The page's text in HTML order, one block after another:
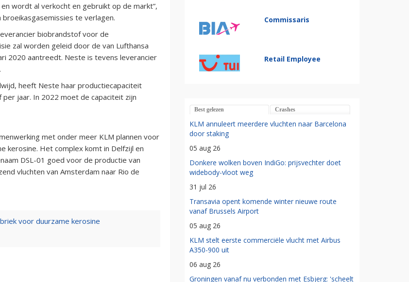
wordt al verkocht en gebruikt op de markt”,
te verlagen.
biobrandstof voor de
zal worden geleid door de van Lufthansa
2020 aantreedt. Neste is tevens leverancier
heeft Neste haar productiecapaciteit
jaar. In 2022 moet de capaciteit zijn
met onder meer KLM plannen voor
kerosine. Het complex komt in Delfzijl en
DSL-01 goed voor de productie van
vluchten van Amsterdam naar Rio de
voor duurzame kerosine
Commissaris
Retail Employee
Best gelezen Crashes
KLM annuleert meerdere vluchten naar Barcelona
door staking
05 aug 26
Donkere wolken boven IndiGo: prijsvechter doet
widebody-vloot weg
31 jul 26
Transavia opent komende winter nieuwe route
vanaf Brussels Airport
05 aug 26
KLM stelt eerste commerciële vlucht met Airbus
A350-900 uit
06 aug 26
Groningen vanaf nu verbonden met Esbjerg: 'scheelt